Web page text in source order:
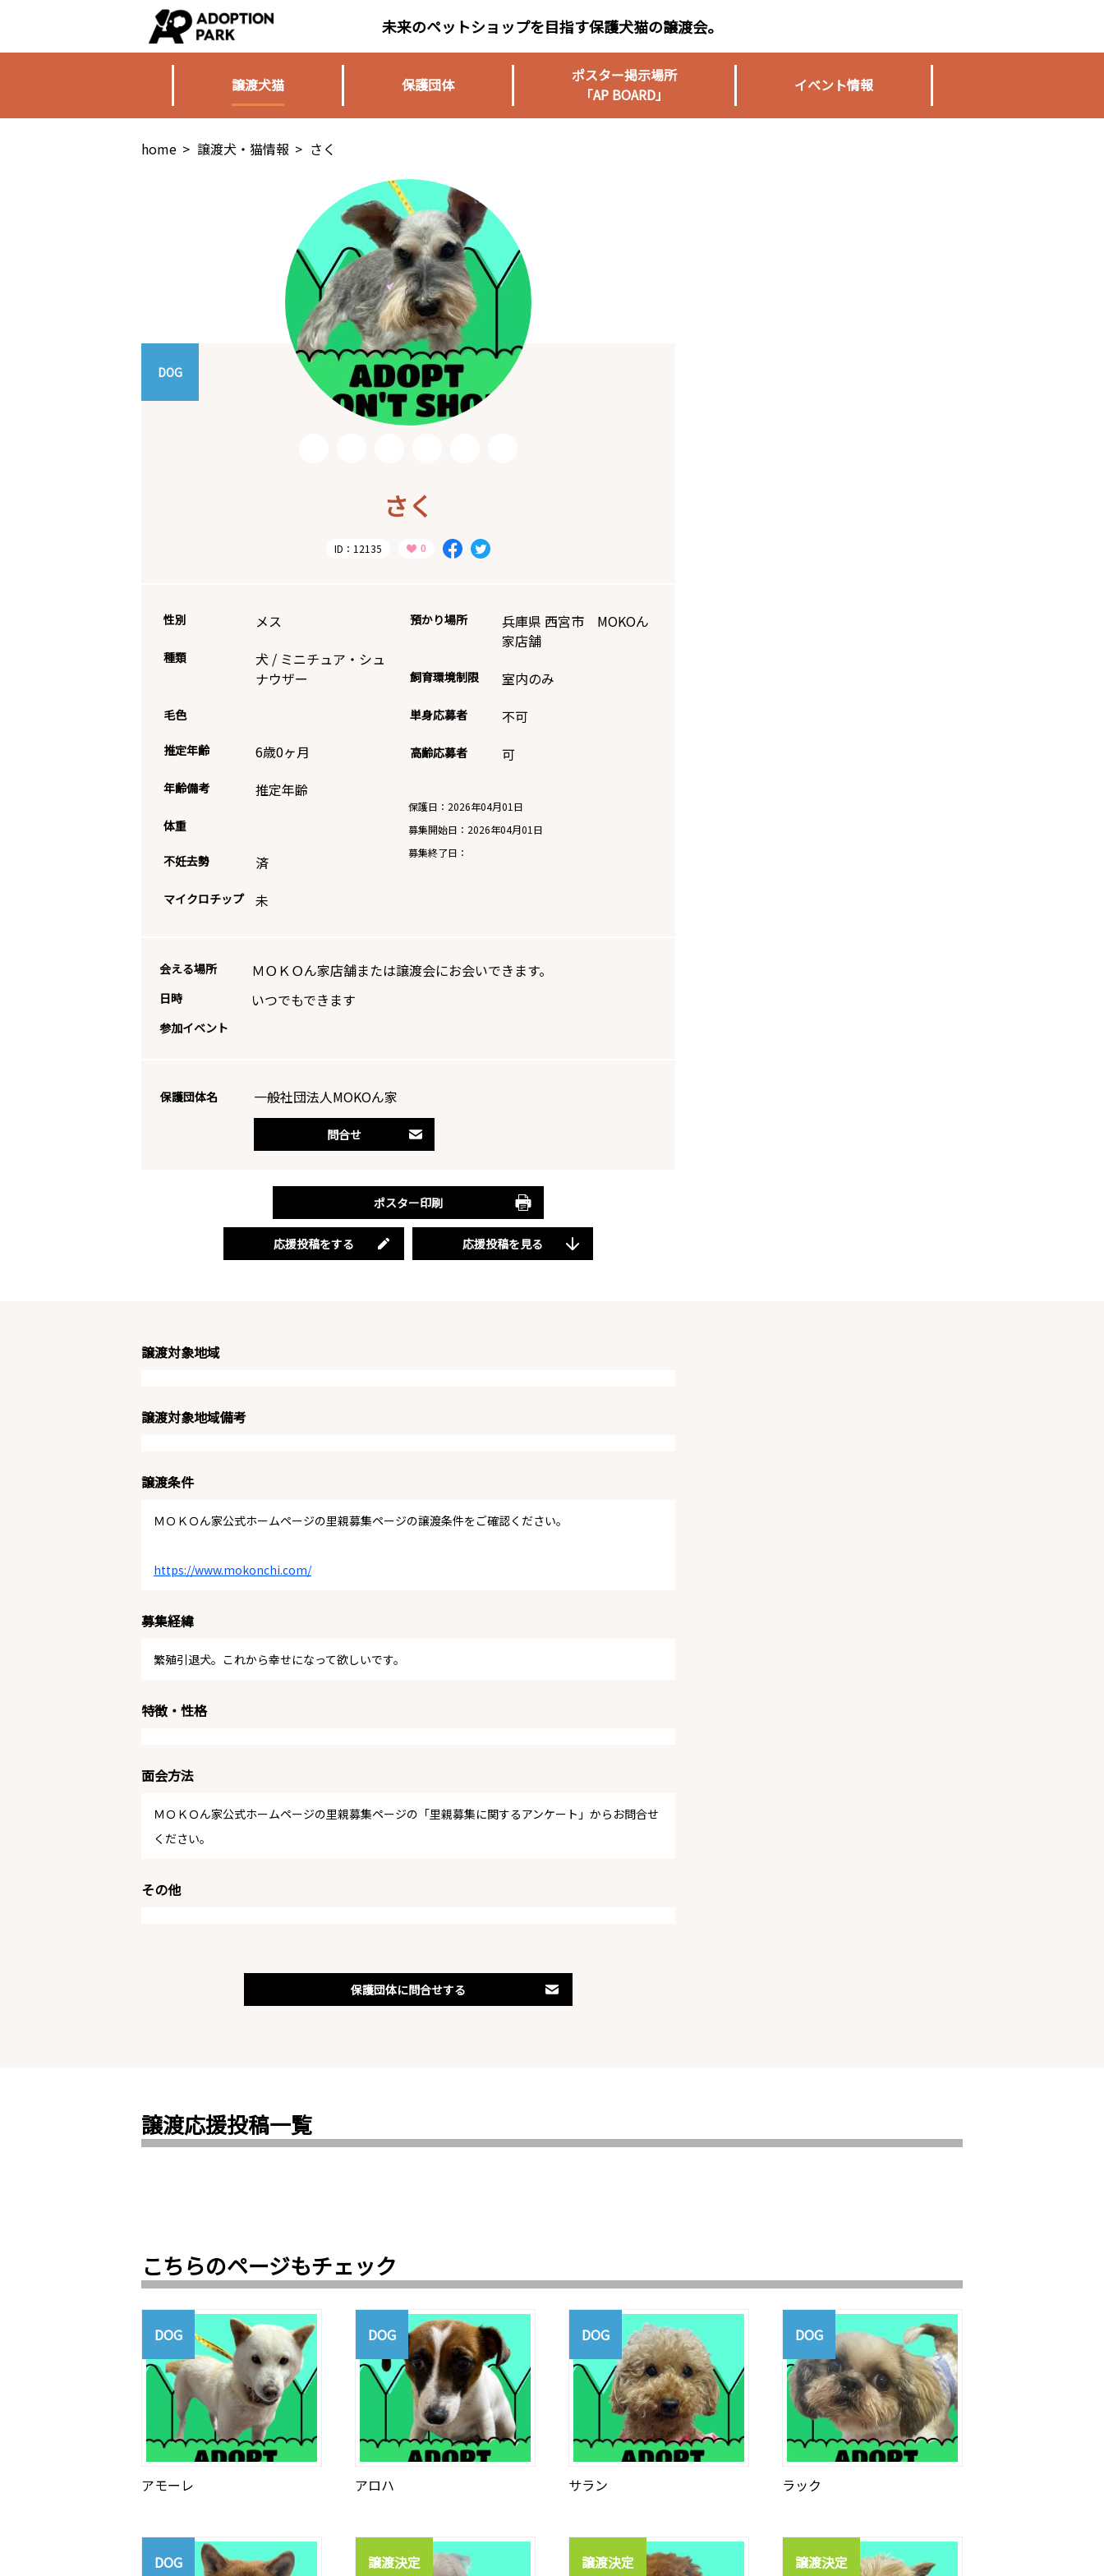
未来のペットショップを目指す保護犬猫の譲渡会。
譲渡犬猫 保護団体
ポスター掲示場所
「AP BOARD」
イベント情報
home > 譲渡犬・猫情報 > さく
DOG
さく
ID：12135
性別 メス
種類 犬 / ミニチュア・シュ
ナウザー
毛色
推定年齢 6歳0ヶ月
年齢備考 推定年齢
体重
不妊去勢 済
マイクロチップ 未
預かり場所
兵庫県 西宮市 MOKOん
家店舗
飼育環境制限 室内のみ
単身応募者 不可
高齢応募者 可
保護日：2026年04月01日
募集開始日： 2026年04月01日
募集終了日：
会える場所 ＭＯＫＯん家店舗または譲渡会にお会いできます。
日時 いつでもできます
参加イベント
保護団体名 一般社団法人MOKOん家
問合せ
ポスター印刷
応援投稿をする 応援投稿を見る
譲渡対象地域
譲渡対象地域備考
譲渡条件
ＭＯＫＯん家公式ホームページの里親募集ページの譲渡条件をご確認ください。
https://www.mokonchi.com/
募集経緯
繁殖引退犬。これから幸せになって欲しいです。
特徴・性格
面会方法
ＭＯＫＯん家公式ホームページの里親募集ページの「里親募集に関するアンケート」からお問合せ
ください。
その他
保護団体に問合せする
譲渡応援投稿一覧
こちらのページもチェック
DOG
アモーレ
DOG
アロハ
DOG
サラン
DOG
ラック
DOG 譲渡決定 譲渡決定 譲渡決定